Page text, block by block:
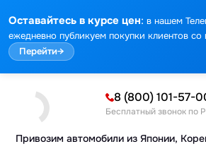
Оставайтесь в курсе цен: в нашем
ежедневно публикуем покупки клиентов со
Перейти→
Привозим автомобили из Японии,
8 (800) 101-57-
Бесплатный звонок по